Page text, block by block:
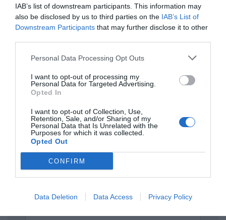
IAB’s list of downstream participants. This information may
also be disclosed by us to third parties on the IAB’s List of
Downstream Participants that may further disclose it to other
Personal Data Processing Opt Outs
I want to opt-out of processing my
Personal Data for Targeted Advertising.
Opted In
I want to opt-out of Collection, Use,
Retention, Sale, and/or Sharing of my
Personal Data that Is Unrelated with the
Purposes for which it was collected.
Opted Out
CONFIRM
Data Deletion Data Access Privacy Policy
ΑΔΙΆΦΟΡΑ...
Ανώνυμος
14/07 - 23:51
Κάποιος παραβίασε το στοπ όπως κάνουν
αρκετοί.βοθρος έχει καταντήσει το νησί
Πρόσθεσε ένα σχόλιο
ΟΝΟΜΑ
ΤΙΤΛΟΣ